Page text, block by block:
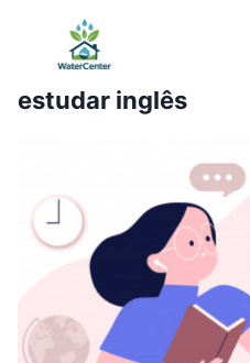
Conteúdo
estudar inglês